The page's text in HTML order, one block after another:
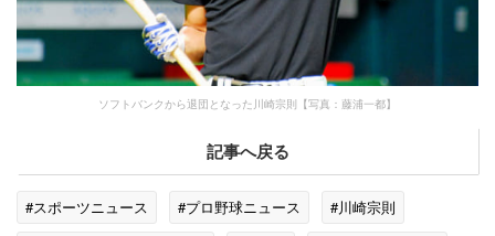
ソフトバンクから退団となった川崎宗則【写真：藤浦一都】
記事へ戻る
#スポーツニュース #プロ野球ニュース
#川崎宗則